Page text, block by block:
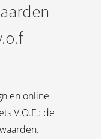
en online
V.O.F.: de